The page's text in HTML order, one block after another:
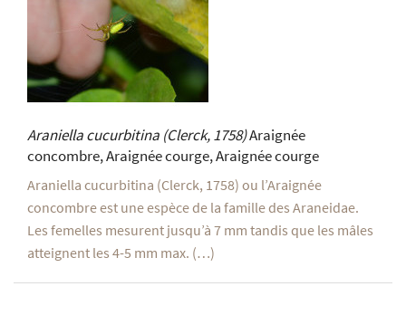
Araniella cucurbitina (Clerck, 1758)Araignée
concombre, Araignée courge, Araignée courge
Araniella cucurbitina (Clerck, 1758) ou l’Araignée
concombre est une espèce de la famille des Araneidae.
Les femelles mesurent jusqu’à 7 mm tandis que les mâles
atteignent les 4-5 mm max. (…)